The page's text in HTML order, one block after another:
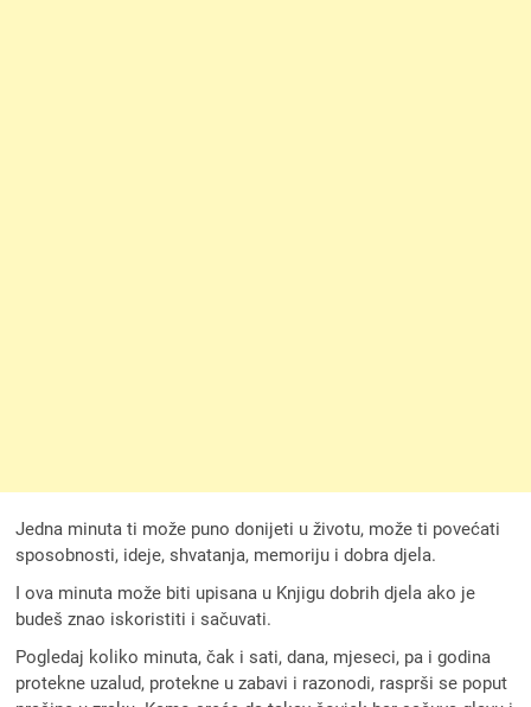
Jedna minuta ti može puno donijeti u životu, može ti povećati
sposobnosti, ideje, shvatanja, memoriju i dobra djela.
I ova minuta može biti upisana u Knjigu dobrih djela ako je
budeš znao iskoristiti i sačuvati.
Pogledaj koliko minuta, čak i sati, dana, mjeseci, pa i godina
protekne uzalud, protekne u zabavi i razonodi, rasprši se poput